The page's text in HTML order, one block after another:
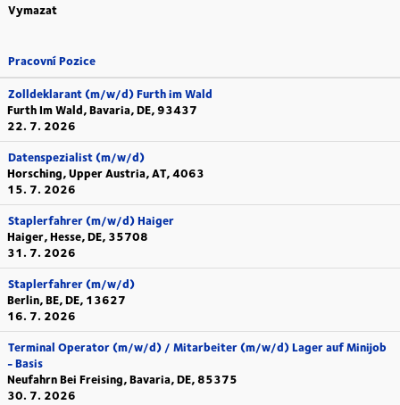
Vymazat
Pracovní Pozice
Zolldeklarant (m/w/d) Furth im Wald
Furth Im Wald, Bavaria, DE, 93437
22. 7. 2026
Datenspezialist (m/w/d)
Horsching, Upper Austria, AT, 4063
15. 7. 2026
Staplerfahrer (m/w/d) Haiger
Haiger, Hesse, DE, 35708
31. 7. 2026
Staplerfahrer (m/w/d)
Berlin, BE, DE, 13627
16. 7. 2026
Terminal Operator (m/w/d) / Mitarbeiter (m/w/d) Lager auf Minijob
- Basis
Neufahrn Bei Freising, Bavaria, DE, 85375
30. 7. 2026